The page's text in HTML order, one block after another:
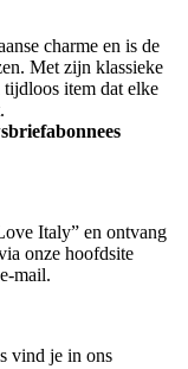
charme en is de
Met zijn klassieke
item dat elke
Italy” en ontvang
onze hoofdsite
mail.
vind je in ons